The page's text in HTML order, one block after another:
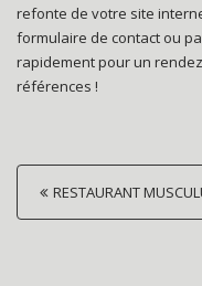
refonte de votre site
formulaire de contact ou
rapidement pour un
références !
P
o
RESTAURANT